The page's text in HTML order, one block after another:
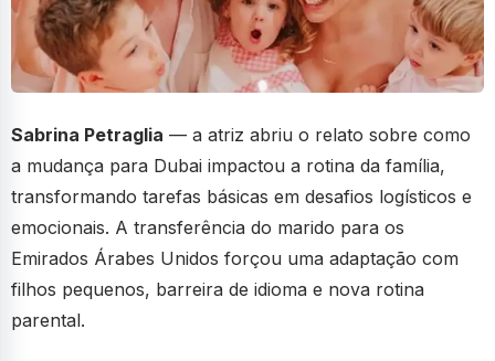
Sabrina Petraglia — a atriz abriu o relato sobre como
a mudança para Dubai impactou a rotina da família,
transformando tarefas básicas em desafios logísticos e
emocionais. A transferência do marido para os
Emirados Árabes Unidos forçou uma adaptação com
filhos pequenos, barreira de idioma e nova rotina
parental.